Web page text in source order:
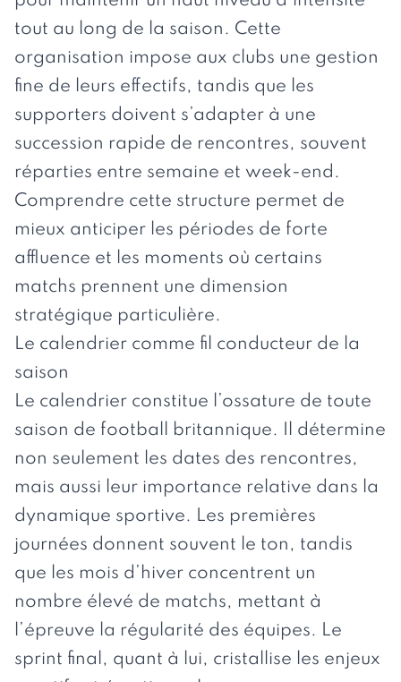
tout au long de la saison. Cette
organisation impose aux clubs une gestion
fine de leurs effectifs, tandis que les
supporters doivent s’adapter à une
succession rapide de rencontres, souvent
réparties entre semaine et week-end.
Comprendre cette structure permet de
mieux anticiper les périodes de forte
affluence et les moments où certains
matchs prennent une dimension
stratégique particulière.
Le calendrier comme fil conducteur de la
saison
Le calendrier constitue l’ossature de toute
saison de football britannique. Il détermine
non seulement les dates des rencontres,
mais aussi leur importance relative dans la
dynamique sportive. Les premières
journées donnent souvent le ton, tandis
que les mois d’hiver concentrent un
nombre élevé de matchs, mettant à
l’épreuve la régularité des équipes. Le
sprint final, quant à lui, cristallise les enjeux